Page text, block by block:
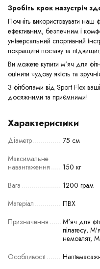
Зробіть крок назустріч
Почніть використовувати
ефективним, безпечним і
універсальний спортивний
покращити поставу та
Ви можете купити м'яч для
оцінити чудову якість та
З фітболами від Sport Flex
досяжними та приємними!
Характеристики
Діаметр
75 см
Максимальне
навантаження
150 кг
Вага
1200 грам
Матеріал
ПВХ
Призначення
М'яч для
пілатесу,
немовлят,
Особливості